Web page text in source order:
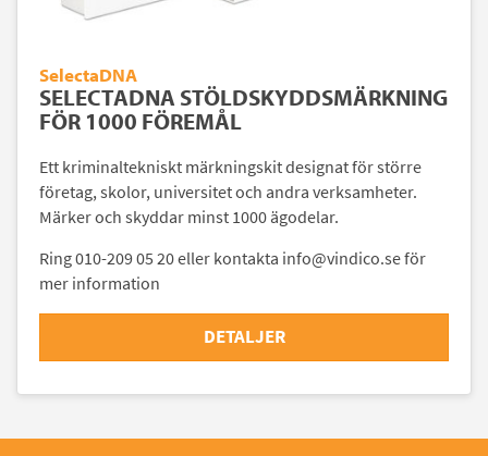
SelectaDNA
SELECTADNA STÖLDSKYDDSMÄRKNING
FÖR 1000 FÖREMÅL
Ett kriminaltekniskt märkningskit designat för större
företag, skolor, universitet och andra verksamheter.
Märker och skyddar minst 1000 ägodelar.
Ring 010-209 05 20 eller kontakta info@vindico.se för
mer information
DETALJER